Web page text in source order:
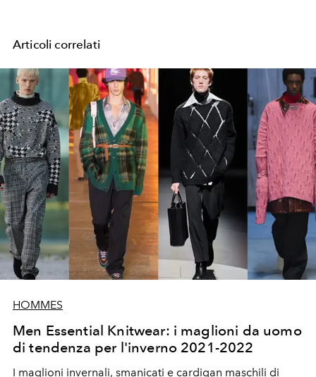
Articoli correlati
HOMMES
Men Essential Knitwear: i maglioni da uomo
di tendenza per l'inverno 2021-2022
I maglioni invernali, smanicati e cardigan maschili di